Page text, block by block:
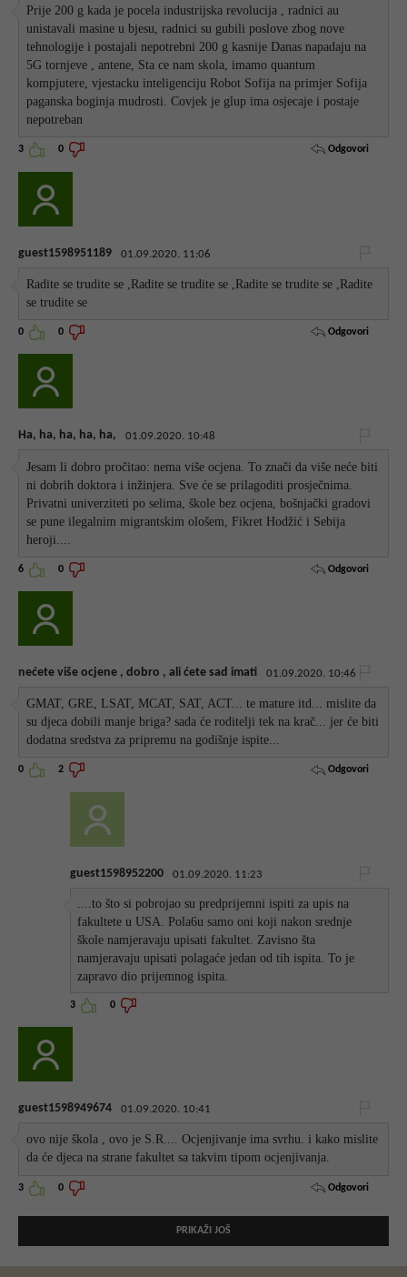
Prije 200 g kada je pocela industrijska revolucija , radnici au
unistavali masine u bjesu, radnici su gubili poslove zbog nove
tehnologije i postajali nepotrebni 200 g kasnije Danas napadaju na
5G tornjeve , antene, Sta ce nam skola, imamo quantum
kompjutere, vjestacku inteligenciju Robot Sofija na primjer Sofija
paganska boginja mudrosti. Covjek je glup ima osjecaje i postaje
nepotreban
3 0 Odgovori
guest1598951189 01.09.2020. 11:06
Radite se trudite se ,Radite se trudite se ,Radite se trudite se ,Radite
se trudite se
0 0 Odgovori
Ha, ha, ha, ha, ha, 01.09.2020. 10:48
Jesam li dobro pročitao: nema više ocjena. To znači da više neće biti
ni dobrih doktora i inžinjera. Sve će se prilagoditi prosječnima.
Privatni univerziteti po selima, škole bez ocjena, bošnjački gradovi
se pune ilegalnim migrantskim ološem, Fikret Hodžić i Sebija
heroji....
6 0 Odgovori
nećete više ocjene , dobro , ali ćete sad imati 01.09.2020. 10:46
GMAT, GRE, LSAT, MCAT, SAT, ACT... te mature itd... mislite da
su djeca dobili manje briga? sada će roditelji tek na krač... jer će biti
dodatna sredstva za pripremu na godišnje ispite...
0 2 Odgovori
guest1598952200 01.09.2020. 11:23
....to što si pobrojao su predprijemni ispiti za upis na
fakultete u USA. Pola6u samo oni koji nakon srednje
škole namjeravaju upisati fakultet. Zavisno šta
namjeravaju upisati polagaće jedan od tih ispita. To je
zapravo dio prijemnog ispita.
3 0
guest1598949674 01.09.2020. 10:41
ovo nije škola , ovo je S.R.... Ocjenjivanje ima svrhu. i kako mislite
da će djeca na strane fakultet sa takvim tipom ocjenjivanja.
3 0 Odgovori
PRIKAŽI JOŠ